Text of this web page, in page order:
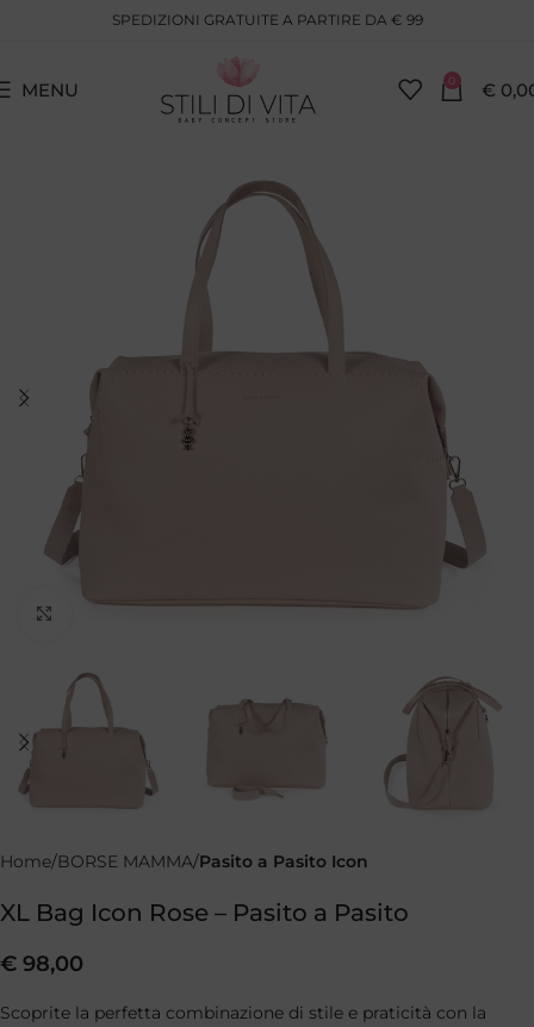
SPEDIZIONI GRATUITE A PARTIRE DA € 99
MENU 0 €
Home BORSE MAMMA Pasito a Pasito Icon
XL Bag Icon Rose – Pasito a Pasito
€ 98,00
Scoprite la perfetta combinazione di stile e praticità con la